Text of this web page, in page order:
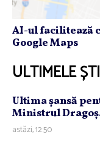
AI-ul facilitează
Google Maps
ULTIMELE
Ultima şansă
Ministrul
astăzi, 12:50